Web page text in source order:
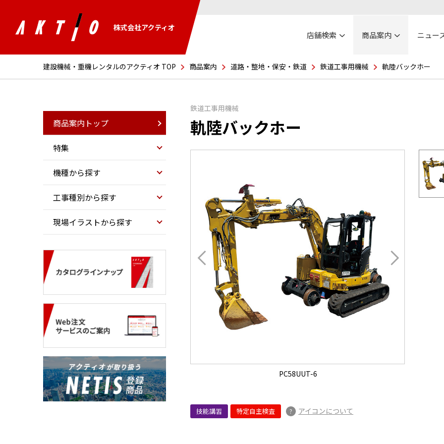
株式会社アクティオ
店舗検索 商品案内 ニュー
建設機械・重機レンタルのアクティオ TOP 商品案内 道路・整地・保安・鉄道 鉄道工事用機械 軌陸バックホー
鉄道工事用機械
軌陸バックホー
PC58UUT-6
技能講習 特定自主検査 アイコンについて
商品案内トップ
特集
機種から探す
工事種別から探す
現場イラストから探す